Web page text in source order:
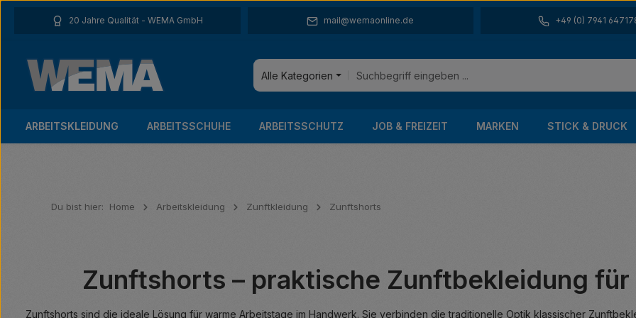
Hauptinhalt springen
Zur Suche springen
Zur Hauptnavigation springen
20 Jahre Qualität - WEMA GmbH mail@wemaonline.de +49 (0) 7941
Alle Kategorien
ARBEITSKLEIDUNG ARBEITSSCHUHE ARBEITSSCHUTZ JOB & FREIZEIT MARKEN STICK & DRUCK
Du bist hier: Home Arbeitskleidung Zunftkleidung Zunftshorts
Zunftshorts – praktische Zunftbekleidung
Zunftshorts sind die ideale Lösung für warme Arbeitstage im Handwerk. Sie verbinden die traditionelle Optik klassischer